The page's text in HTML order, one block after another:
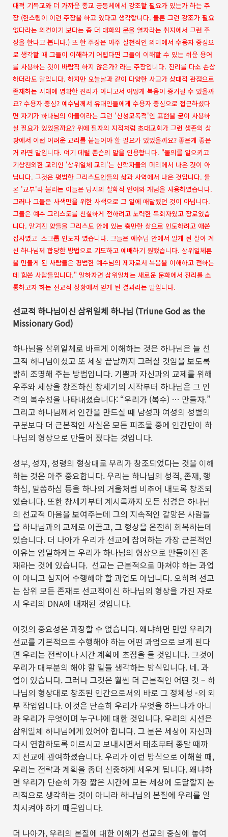
대적 기독교와 더 가까운 종교 공동체에서 강조할 필요가 있는가 하는 주
장 (한스큉이 이런 주장을 하고 있다고 생각합니다. 물론 그런 강조가 필요
없다라는 의견이기 보다는 좀 더 대화의 문을 열자라는 취지에서 그런 주
장을 한다고 봅니다.) 또 한 주장은 아주 실천적인 의미에서 수용자 중심으
로 생각할 때 그들이 이해하기 어렵다면 그들이 이해할 수 있는 쉬운 용어
를 사용하는 것이 바람직 하지 않은가? 라는 주장입니다. 진리를 다소 손상
하더라도 말입니다. 하지만 오늘날과 같이 다양한 사고가 상대적 관점으로
존재하는 시대에 명확한 진리가 아니고서 어떻게 복음이 증거될 수 있을까
요? 수용자 중심? 예수님께서 유대인들에게 수용자 중심으로 접근하셨다
면 자기가 하나님의 아들이라는 그런 '신성모독적'인 표현을 굳이 사용하
실 필요가 있었을까요? 위에 필자의 지적처럼 초대교회가 그런 생존의 상
황에서 이런 어려운 교리를 붙들어야 할 필요가 있었을까요? 좋은게 좋은
거 라면 말입니다. 여기 데럴 존슨의 말을 인용합니다. "물의를 일으키고
기상천외한 교리인 '삼위일체 교리'는 신학자들의 머리에서 나온 것이 아
닙니다. 그것은 평범한 그리스도인들의 삶과 사역에서 나온 것입니다. 물
론 '교부'라 불리는 이들은 당시의 철학적 언어와 개념을 사용하였습니다.
그러나 그들은 사색만을 위한 사색으로 그 일에 매달렸던 것이 아닙니다.
그들은 예수 그리스도를 신실하게 전하려고 노력한 목회자였고 장로였습
니다. 맡겨진 양들을 그리스도 안에 있는 충만한 삶으로 인도하려고 애쓴
집사였고 소그룹 인도자 였습니다. 그들은 예수님 안에서 알게 된 살아 계
신 하나님께 합당한 방법으로 기도하고 예배하기 원했습니다. 삼위일체론
을 만들게 된 사람들은 평범한 예수님의 제자로서 복음을 이해하고 전하는
데 힘쓴 사람들입니다." 말하자면 삼위일체는 새로운 문화에서 진리를 소
통하고자 하는 선교적 상황에서 얻게 된 결과라는 말입니다.
선교적 하나님이신 삼위일체 하나님 (Triune God as the
Missionary God)
하나님을 삼위일체로 바르게 이해하는 것은 하나님은 늘 선
교적 하나님이셨고 또 세상 끝날까지 그러실 것임을 보도록
밝히 조명해 주는 방법입니다. 기쁨과 자신과의 교제를 위해
우주와 세상을 창조하신 창세기의 시작부터 하나님은 그 인
격의 복수성을 나타내셨습니다: “우리가 (복수) … 만들자.”
그리고 하나님께서 인간을 만드실 때 남성과 여성의 성별의
구분보다 더 근본적인 사실은 모든 피조물 중에 인간만이 하
나님의 형상으로 만들어 졌다는 것입니다.
성부, 성자, 성령의 형상대로 우리가 창조되었다는 것을 이해
하는 것은 아주 중요합니다. 우리는 하나님의 성격, 존재,행
하심, 말씀하심 등을 하나의 거울처럼 비추어 내도록 창조되
었습니다. 또한 창세기부터 계시록까지 모든 성경은 하나님
의 선교적 마음을 보여주는데 그의 지속적인 갈망은 사람들
을 하나님과의 교제로 이끌고, 그 형상을 온전히 회복하는데
있습니다. 더 나아가 우리가 선교에 참여하는 가장 근본적인
이유는 엄밀하게는 우리가 하나님의 형상으로 만들어진 존
재라는 것에 있습니다. 선교는 근본적으로 마쳐야 하는 과업
이 아니고 심지어 수행해야 할 과업도 아닙니다. 오히려 선교
는 삼위 모든 존재로 선교적이신 하나님의 형상을 가진 자로
서 우리의 DNA에 내재된 것입니다.
이것의 중요성은 과장할 수 없습니다.왜냐하면 만일 우리가
선교를 기본적으로 수행해야 하는 어떤 과업으로 보게 된다
면 우리는 전략이나 시간 계획에 초점을 둘 것입니다. 그것이
우리가 대부분의 해야 할 일들 생각하는 방식입니다. 네.과
업이 있습니다. 그러나 그것은 훨씬 더 근본적인 어떤 것 – 하
나님의 형상대로 창조된 인간으로서의 바로 그 정체성 -의 외
부 작업입니다. 이것은 단순히 우리가 무엇을 하느냐가 아니
라 우리가 무엇이며 누구냐에 대한 것입니다. 우리의 시선은
삼위일체 하나님에게 있어야 합니다. 그 분은 세상이 자신과
다시 연합하도록 이르시고 보내시면서 태초부터 종말 때까
지 선교에 관여하셨습니다. 우리가 이런 방식으로 이해할 때,
우리는 전략과 계획을 좀더 신중하게 세우게 됩니다.왜냐하
면 우리가 단순히 가장 짧은 시간에 모든 세상에 도달할지 논
리적으로 생각하는 것이 아니라 하나님의 본질에 우리를 일
치시켜야 하기 때문입니다.
더 나아가, 우리의 본질에 대한 이해가 선교의 중심에 놓여